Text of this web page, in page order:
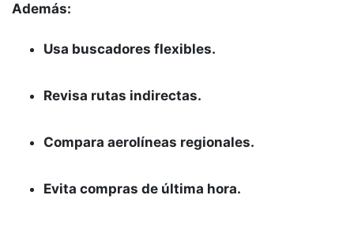
Además:
Usa buscadores flexibles.
Revisa rutas indirectas.
Compara aerolíneas regionales.
Evita compras de última hora.